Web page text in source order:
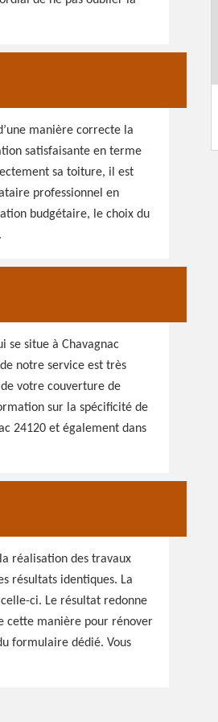
manière correcte la
satisfaisante en terme
sa toiture, il est
professionnel en
budgétaire, le choix du
se situe à Chavagnac
notre service est très
votre couverture de
sur la spécificité de
24120 et également dans
réalisation des travaux
résultats identiques. La
ci. Le résultat redonne
cette manière pour rénover
formulaire dédié. Vous